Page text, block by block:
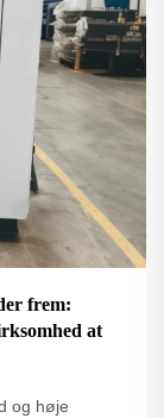
frem:
at
og høje